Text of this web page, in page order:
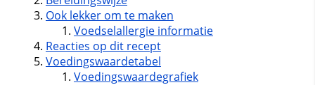
Ook lekker om te maken
Voedselallergie informatie
Reacties op dit recept
Voedingswaardetabel
Voedingswaardegrafiek